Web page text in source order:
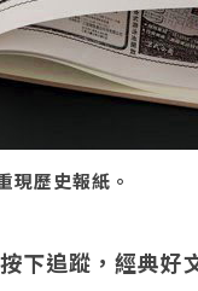
現歷史報紙。
按下追蹤，經典好